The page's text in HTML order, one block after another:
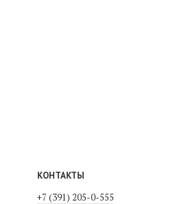
КОНТАКТЫ
+7 (391) 205-0-555